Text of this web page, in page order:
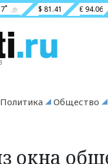
$ 81.41 € 94.06
Политика Общество
окна